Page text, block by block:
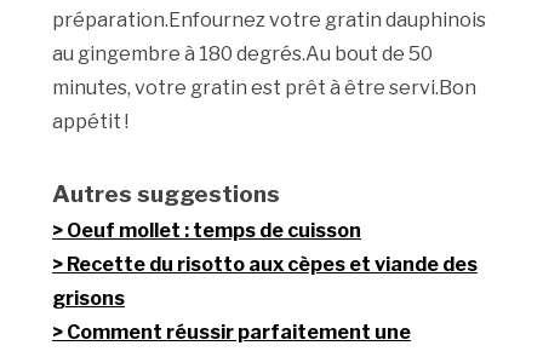
préparation.Enfournez votre gratin dauphinois
au gingembre à 180 degrés.Au bout de 50
minutes, votre gratin est prêt à être servi.Bon
appétit !
Autres suggestions
Oeuf mollet : temps de cuisson
Recette du risotto aux cèpes et viande des
grisons
Comment réussir parfaitement une